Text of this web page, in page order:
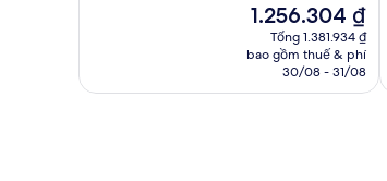
Giá
hiện
tại
1.256.304 ₫
1.256.304 ₫
Tổng 1.381.934 ₫
bao gồm thuế & phí
30/08 - 31/08